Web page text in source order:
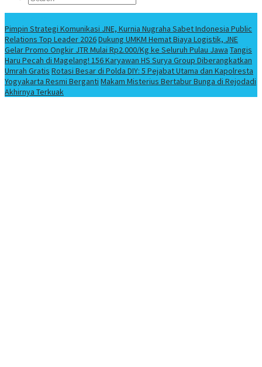
Pimpin Strategi Komunikasi JNE, Kurnia Nugraha Sabet Indonesia Public
Relations Top Leader 2026Dukung UMKM Hemat Biaya Logistik, JNE
Gelar Promo Ongkir JTR Mulai Rp2.000/Kg ke Seluruh Pulau Jawa Tangis
Haru Pecah di Magelang! 156 Karyawan HS Surya Group Diberangkatkan
Umrah Gratis Rotasi Besar di Polda DIY: 5 Pejabat Utama dan Kapolresta
Yogyakarta Resmi Berganti Makam Misterius Bertabur Bunga di Rejodadi
Akhirnya Terkuak